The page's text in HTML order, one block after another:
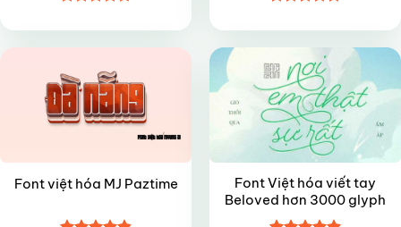
hạng4.75
sao
hạng55
Font việt hóa MJ Paztime
Font Việt hóa viết tay
Beloved hơn 3000 glyph